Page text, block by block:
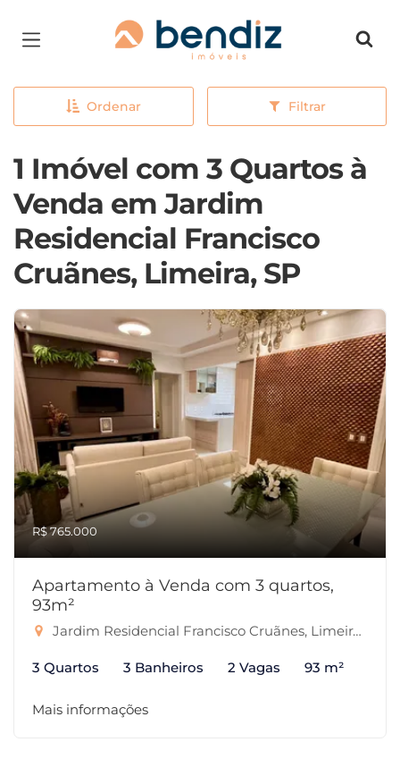
Página inicial
Ordenar Filtrar
1 Imóvel com 3 Quartos à
Venda em Jardim
Residencial Francisco
Cruãnes, Limeira, SP
R$ 765.000
Apartamento à Venda com 3 quartos,
93m²
Jardim Residencial Francisco Cruãnes, Limeira-SP
3 Quartos 3 Banheiros 2 Vagas 93 m²
Mais informações